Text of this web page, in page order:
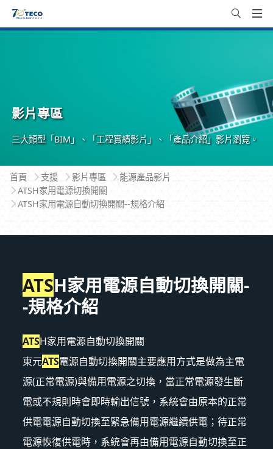
影片專區
三大類型「BIM」、「工程實績影片」、「產品介紹」影片瀏覽。
首頁 支援 影片專區
能源產品影片
ATSH家用電源切換開關
ATSH家用電源自動切換開關--規格介紹
ATSH家用電源自動切換開關-
-規格介紹
ATSH家用電源自動切換開關
東元ATS電源自動切換開關主要應用方式是做為主電
源(正常電源)與備用電源之切換，當正常電源發生斷
電或不規則時會即時輸出信號，系統會由原本的正常
供電電源自動切換至緊急備用電源繼續供電；待正常
電源恢復供電時，系統會再由備用電源自動切換至正